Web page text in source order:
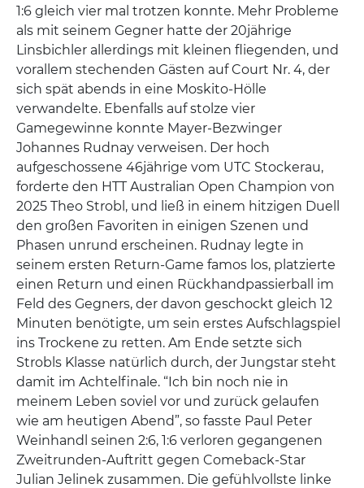
1:6 gleich vier mal trotzen konnte. Mehr Probleme
als mit seinem Gegner hatte der 20jährige
Linsbichler allerdings mit kleinen fliegenden, und
vorallem stechenden Gästen auf Court Nr. 4, der
sich spät abends in eine Moskito-Hölle
verwandelte. Ebenfalls auf stolze vier
Gamegewinne konnte Mayer-Bezwinger
Johannes Rudnay verweisen. Der hoch
aufgeschossene 46jährige vom UTC Stockerau,
forderte den HTT Australian Open Champion von
2025 Theo Strobl, und ließ in einem hitzigen Duell
den großen Favoriten in einigen Szenen und
Phasen unrund erscheinen. Rudnay legte in
seinem ersten Return-Game famos los, platzierte
einen Return und einen Rückhandpassierball im
Feld des Gegners, der davon geschockt gleich 12
Minuten benötigte, um sein erstes Aufschlagspiel
ins Trockene zu retten. Am Ende setzte sich
Strobls Klasse natürlich durch, der Jungstar steht
damit im Achtelfinale. “Ich bin noch nie in
meinem Leben soviel vor und zurück gelaufen
wie am heutigen Abend”, so fasste Paul Peter
Weinhandl seinen 2:6, 1:6 verloren gegangenen
Zweitrunden-Auftritt gegen Comeback-Star
Julian Jelinek zusammen. Die gefühlvollste linke